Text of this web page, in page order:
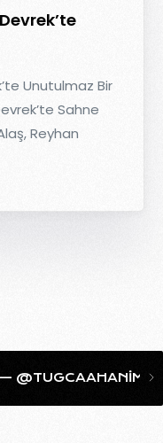
Unutulmaz Bir
Sahne
Reyhan
SABAH